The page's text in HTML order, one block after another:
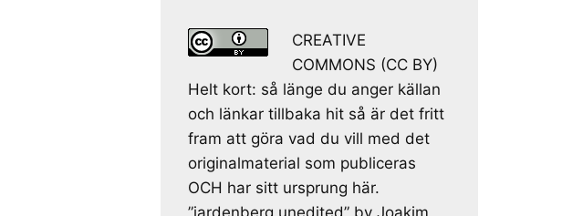
CREATIVE
COMMONS (CC BY)
Helt kort: så länge du anger källan
och länkar tillbaka hit så är det fritt
fram att göra vad du vill med det
originalmaterial som publiceras
OCH har sitt ursprung här.
”jardenberg unedited” by Joakim